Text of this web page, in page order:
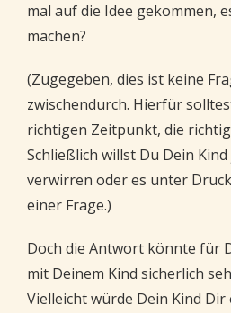
mal auf die Idee gekommen,
machen?
(Zugegeben, dies ist keine
zwischendurch. Hierfür
richtigen Zeitpunkt, die
Schließlich willst Du Dein
verwirren oder es unter
einer Frage.)
Doch die Antwort könnte für
mit Deinem Kind sicherlich
Vielleicht würde Dein Kind